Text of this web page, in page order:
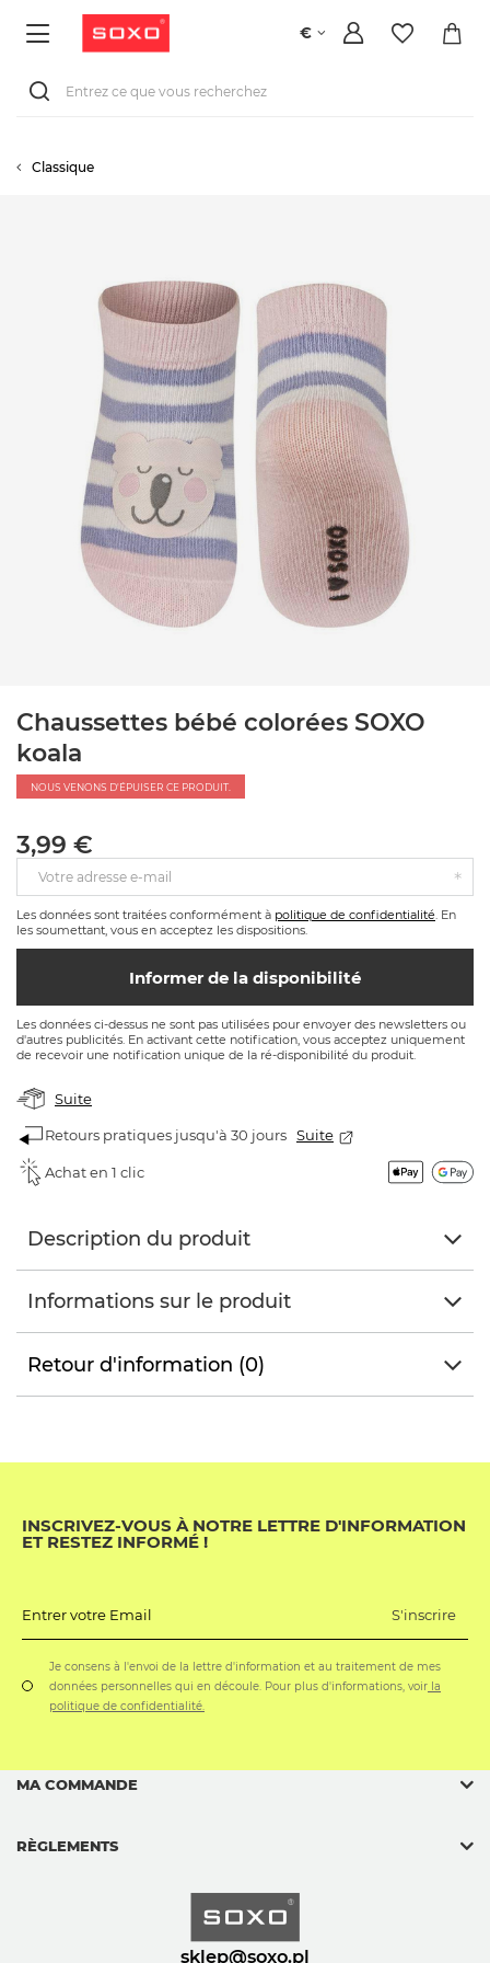
€
Classique
Chaussettes bébé colorées SOXO
koala
NOUS VENONS D'ÉPUISER CE PRODUIT.
3,99 €
Votre adresse e-mail
Les données sont traitées conformément à politique de confidentialité. En
les soumettant, vous en acceptez les dispositions.
Informer de la disponibilité
Les données ci-dessus ne sont pas utilisées pour envoyer des newsletters ou
d'autres publicités. En activant cette notification, vous acceptez uniquement
de recevoir une notification unique de la ré-disponibilité du produit.
Suite
Retours pratiques jusqu'à 30 jours Suite
Achat en 1 clic
Description du produit
Informations sur le produit
Retour d'information (0)
INSCRIVEZ-VOUS À NOTRE LETTRE D'INFORMATION
ET RESTEZ INFORMÉ !
Entrer votre Email S'inscrire
Je consens à l'envoi de la lettre d'information et au traitement de mes
données personnelles qui en découle. Pour plus d'informations, voir la
politique de confidentialité.
sklep@soxo.pl
MA COMMANDE
RÈGLEMENTS